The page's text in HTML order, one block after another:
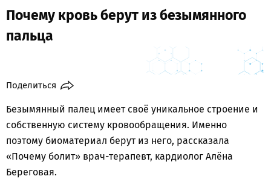
Почему кровь берут из безымянного
пальца
Поделиться
Безымянный палец имеет своё уникальное строение и
собственную систему кровообращения. Именно
поэтому биоматериал берут из него, рассказала
«Почему болит» врач-терапевт, кардиолог Алёна
Береговая.